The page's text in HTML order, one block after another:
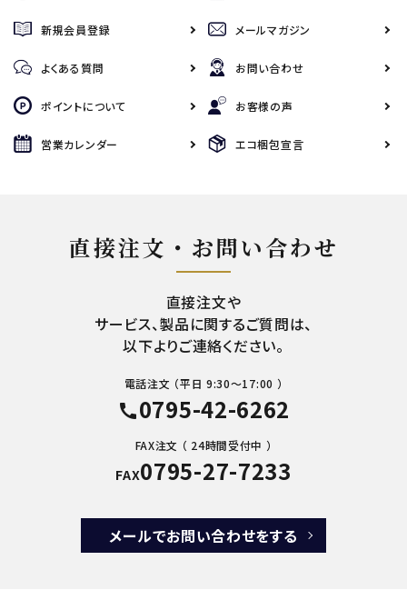
新規会員登録 メールマガジン
よくある質問 お問い合わせ
ポイントについて お客様の声
営業カレンダー エコ梱包宣言
直接注文・お問い合わせ
直接注文や
サービス、製品に関するご質問は、
以下よりご連絡ください。
電話注文 （平日 9:30～17:00 ）
call0795-42-6262
FAX注文 （ 24時間受付中 ）
FAX0795-27-7233
メールでお問い合わせをする